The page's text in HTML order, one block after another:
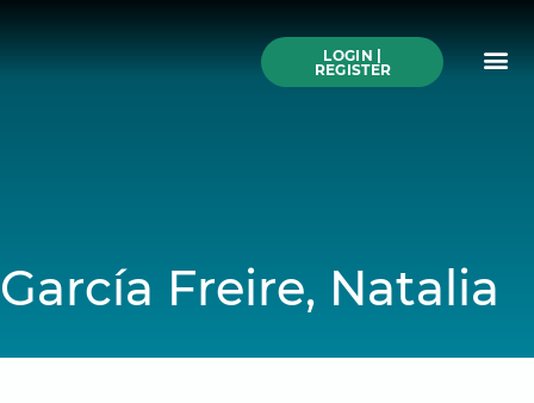
LOGIN |
REGISTER
García Freire, Natalia